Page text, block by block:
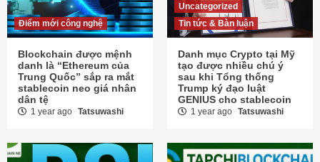
Điểm mới công nghệ
Blockchain được mệnh
danh là “Ethereum của
Trung Quốc” sắp ra mắt
stablecoin neo giá nhân
dân tệ
1 year ago Tatsuwashi
Uncategorized
Tin tức & Bàn luận
Danh mục Crypto tại Mỹ
tạo được nhiều chú ý
sau khi Tổng thống
Trump ký đạo luật
GENIUS cho stablecoin
1 year ago Tatsuwashi